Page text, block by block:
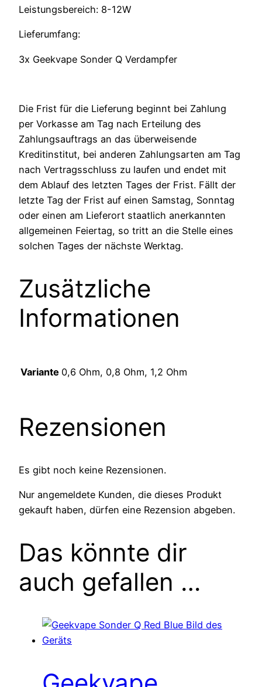
Leistungsbereich: 8-12W
Lieferumfang:
3x Geekvape Sonder Q Verdampfer
Die Frist für die Lieferung beginnt bei Zahlung
per Vorkasse am Tag nach Erteilung des
Zahlungsauftrags an das überweisende
Kreditinstitut, bei anderen Zahlungsarten am Tag
nach Vertragsschluss zu laufen und endet mit
dem Ablauf des letzten Tages der Frist. Fällt der
letzte Tag der Frist auf einen Samstag, Sonntag
oder einen am Lieferort staatlich anerkannten
allgemeinen Feiertag, so tritt an die Stelle eines
solchen Tages der nächste Werktag.
Zusätzliche
Informationen
Variante 0,6 Ohm, 0,8 Ohm, 1,2 Ohm
Rezensionen
Es gibt noch keine Rezensionen.
Nur angemeldete Kunden, die dieses Produkt
gekauft haben, dürfen eine Rezension abgeben.
Das könnte dir
auch gefallen …